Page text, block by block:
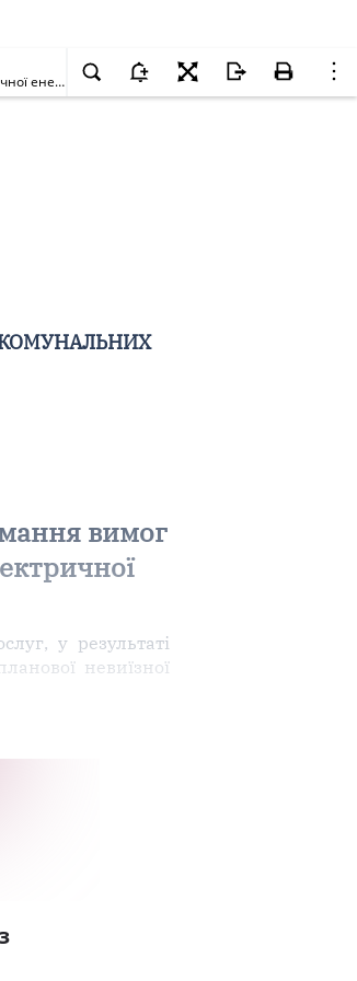
Про застереження ТОВ "ЕКО СЕЗАР" щодо недопущення надалі недотримання вимог нормативно-правових актів, що регулюють функціонування ринку електричної енергії
вимог
у результаті
невиїзної